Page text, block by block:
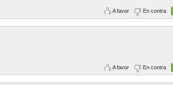
A favor En contra
A favor En contra